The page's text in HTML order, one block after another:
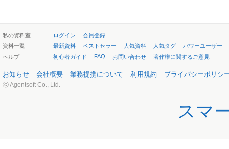
私の資料室 ログイン
会員登録
資料一覧
最新資料 ベストセラー 人気資料 人気タグ
パワーユーザー
ヘルプ
初心者ガイド FAQ お問い合わせ 著作権に関するご意見
お知らせ 会社概要 業務提携について 利用規約 プライバシーポリシ
ⓒ Agentsoft Co., Ltd.
スマ